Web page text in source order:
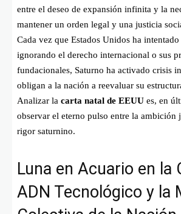
entre el deseo de expansión infinita y la
mantener un orden legal y una justicia
Cada vez que Estados Unidos ha
ignorando el derecho internacional o sus
fundacionales, Saturno ha activado crisis
obligan a la nación a reevaluar su
Analizar la carta natal de EEUU es, en
observar el eterno pulso entre la ambición
rigor saturnino.
Luna en Acuario en la
ADN Tecnológico y la